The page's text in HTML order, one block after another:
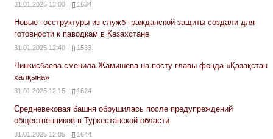
31.01.2025 13:00 1634
Новые госструктуры из служб гражданской защиты создали для
готовности к паводкам в Казахстане
31.01.2025 12:40 1533
Чинкисбаева сменила Жамишева на посту главы фонда «Қазақстан
халқына»
31.01.2025 12:15 1624
Средневековая башня обрушилась после предупреждений
общественников в Туркестанской области
31.01.2025 12:05 1644